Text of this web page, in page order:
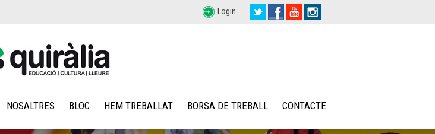
Login
NOSALTRES BLOC HEM TREBALLAT BORSA DE TREBALL CONTACTE